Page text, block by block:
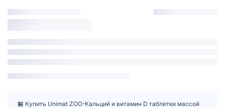
🏪 Купить Unimat ZOO-Кальций и витамин D таблетки массой